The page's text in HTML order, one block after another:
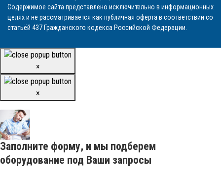
Содержимое сайта представлено исключительно в информационных
целях и не рассматривается как публичная оферта в соответствии со
статьёй 437 Гражданского кодекса Российской Федерации.
×
×
Заполните форму, и мы подберем
оборудование под Ваши запросы